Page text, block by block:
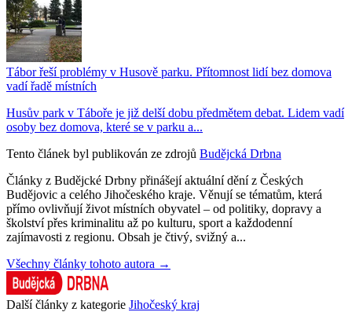
Tábor řeší problémy v Husově parku. Přítomnost lidí bez domova
vadí řadě místních
Husův park v Táboře je již delší dobu předmětem debat. Lidem vadí
osoby bez domova, které se v parku a...
Tento článek byl publikován ze zdrojů Budějcká Drbna
Články z Budějcké Drbny přinášejí aktuální dění z Českých
Budějovic a celého Jihočeského kraje. Věnují se tématům, která
přímo ovlivňují život místních obyvatel – od politiky, dopravy a
školství přes kriminalitu až po kulturu, sport a každodenní
zajímavosti z regionu. Obsah je čtivý, svižný a...
Všechny články tohoto autora →
Další články z kategorie Jihočeský kraj